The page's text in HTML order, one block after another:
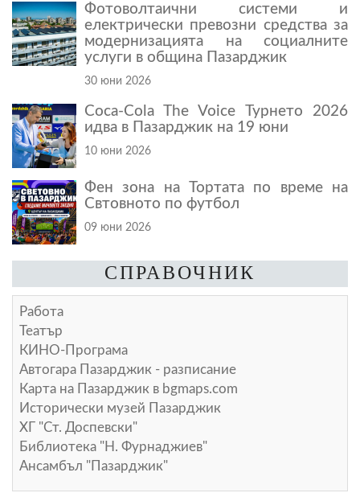
Фотоволтаични системи и
електрически превозни средства за
модернизацията на социалните
услуги в община Пазарджик
30 юни 2026
Coca-Cola The Voice Турнето 2026
идва в Пазарджик на 19 юни
10 юни 2026
Фен зона на Тортата по време на
Свтовното по футбол
09 юни 2026
СПРАВОЧНИК
Работа
Театър
КИНО-Програма
Автогара Пазарджик - разписание
Карта на Пазарджик в bgmaps.com
Исторически музей Пазарджик
ХГ "Ст. Доспевски"
Библиотека "Н. Фурнаджиев"
Ансамбъл "Пазарджик"